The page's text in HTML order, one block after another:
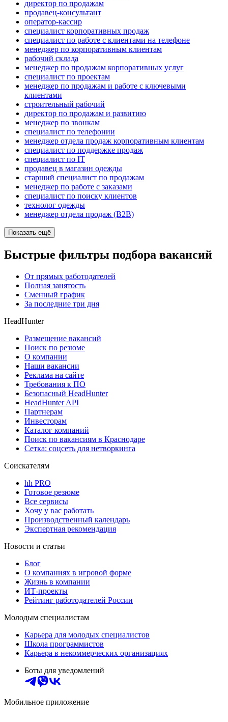
директор по продажам
продавец-консультант
оператор-кассир
специалист корпоративных продаж
специалист по работе с клиентами на телефоне
менеджер по корпоративным клиентам
рабочий склада
менеджер по продажам корпоративных услуг
специалист по проектам
менеджер по продажам и работе с ключевыми
клиентами
строительный рабочий
директор по продажам и развитию
менеджер по звонкам
специалист по телефонии
менеджер отдела продаж корпоративным клиентам
специалист по поддержке продаж
специалист по IT
продавец в магазин одежды
старший специалист по продажам
менеджер по работе с заказами
специалист по поиску клиентов
технолог одежды
менеджер отдела продаж (B2B)
Показать ещё
Быстрые фильтры подбора вакансий
От прямых работодателей
Полная занятость
Сменный график
За последние три дня
HeadHunter
Размещение вакансий
Поиск по резюме
О компании
Наши вакансии
Реклама на сайте
Требования к ПО
Безопасный HeadHunter
HeadHunter API
Партнерам
Инвесторам
Каталог компаний
Поиск по вакансиям в Краснодаре
Сетка: соцсеть для нетворкинга
Соискателям
hh PRO
Готовое резюме
Все сервисы
Хочу у вас работать
Производственный календарь
Экспертная рекомендация
Новости и статьи
Блог
О компаниях в игровой форме
Жизнь в компании
ИТ-проекты
Рейтинг работодателей России
Молодым специалистам
Карьера для молодых специалистов
Школа программистов
Карьера в некоммерческих организациях
Боты для уведомлений
Мобильное приложение